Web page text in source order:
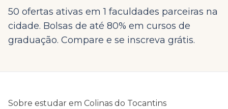
50 ofertas ativas em 1 faculdades parceiras na
cidade. Bolsas de até 80% em cursos de
graduação. Compare e se inscreva grátis.
Sobre estudar em Colinas do Tocantins